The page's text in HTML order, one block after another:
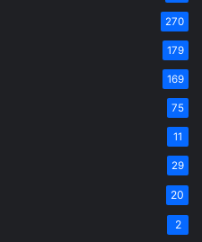
270
179
169
75
11
29
20
2